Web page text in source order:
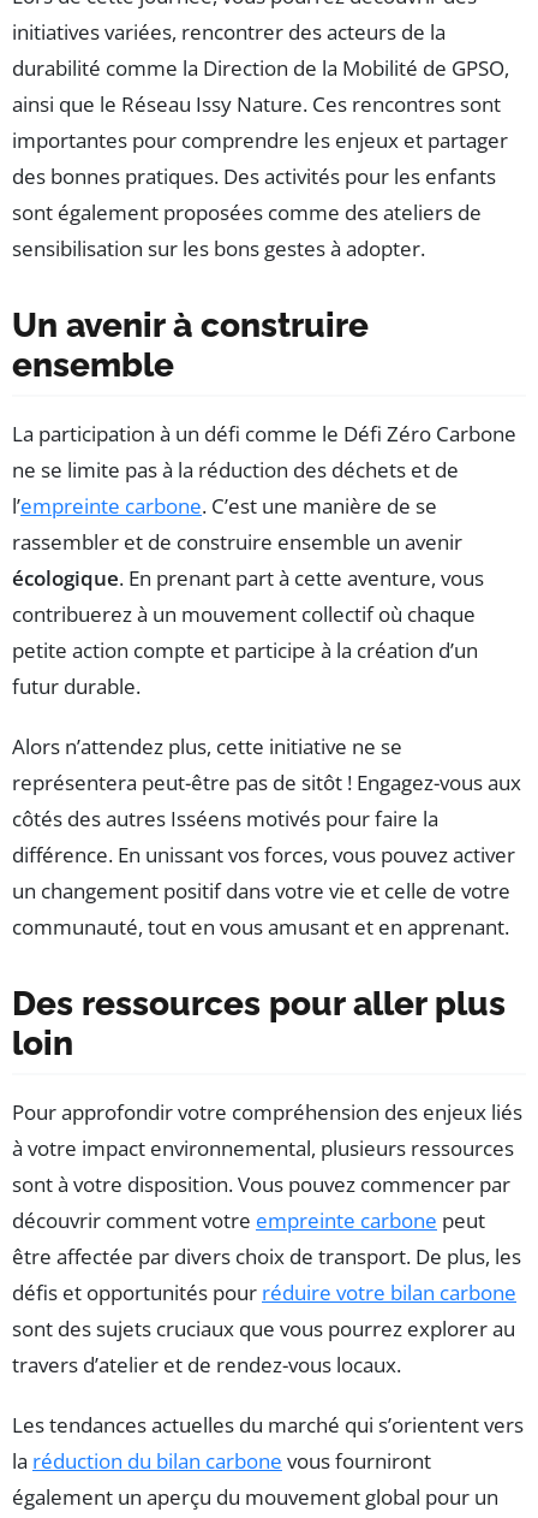
initiatives variées, rencontrer des acteurs de la
durabilité comme la Direction de la Mobilité de GPSO,
ainsi que le Réseau Issy Nature. Ces rencontres sont
importantes pour comprendre les enjeux et partager
des bonnes pratiques. Des activités pour les enfants
sont également proposées comme des ateliers de
sensibilisation sur les bons gestes à adopter.
Un avenir à construire
ensemble
La participation à un défi comme le Défi Zéro Carbone
ne se limite pas à la réduction des déchets et de
l’empreinte carbone. C’est une manière de se
rassembler et de construire ensemble un avenir
écologique. En prenant part à cette aventure, vous
contribuerez à un mouvement collectif où chaque
petite action compte et participe à la création d’un
futur durable.
Alors n’attendez plus, cette initiative ne se
représentera peut-être pas de sitôt ! Engagez-vous aux
côtés des autres Isséens motivés pour faire la
différence. En unissant vos forces, vous pouvez activer
un changement positif dans votre vie et celle de votre
communauté, tout en vous amusant et en apprenant.
Des ressources pour aller plus
loin
Pour approfondir votre compréhension des enjeux liés
à votre impact environnemental, plusieurs ressources
sont à votre disposition. Vous pouvez commencer par
découvrir comment votre empreinte carbone peut
être affectée par divers choix de transport. De plus, les
défis et opportunités pour réduire votre bilan carbone
sont des sujets cruciaux que vous pourrez explorer au
travers d’atelier et de rendez-vous locaux.
Les tendances actuelles du marché qui s’orientent vers
la réduction du bilan carbone vous fourniront
également un aperçu du mouvement global pour un